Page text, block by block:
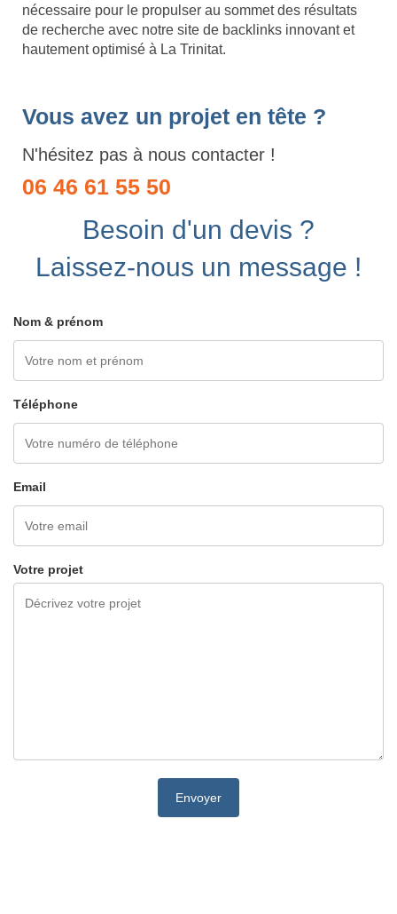
nécessaire pour le propulser au sommet des résultats
de recherche avec notre site de backlinks innovant et
hautement optimisé à La Trinitat.
Vous avez un projet en tête ?
N'hésitez pas à nous contacter !
06 46 61 55 50
Besoin d'un devis ?
Laissez-nous un message !
Nom & prénom
Téléphone
Email
Votre projet